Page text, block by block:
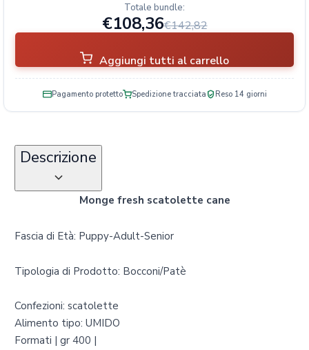
Totale bundle:
€108,36€142,82
Aggiungi tutti al carrello
Pagamento protetto Spedizione tracciata Reso 14 giorni
Descrizione
Monge fresh scatolette cane
Fascia di Età: Puppy-Adult-Senior
Tipologia di Prodotto: Bocconi/Patè
Confezioni: scatolette
Alimento tipo: UMIDO
Formati | gr 400 |